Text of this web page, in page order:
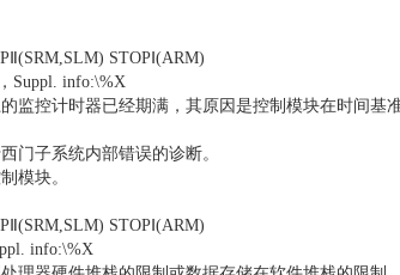
STOPⅠ(ARM)
Suppl. info:\%X
监控计时器已经期满，其原因是控制模块在时间基
门子系统内部错误的诊断。
模块。
STOPⅠ(ARM)
info:\%X